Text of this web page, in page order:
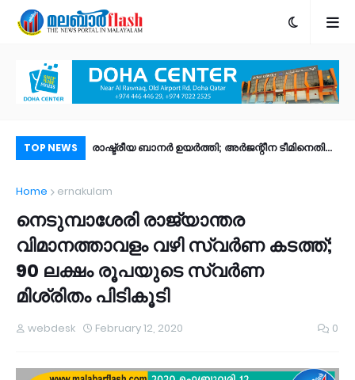
TOP NEWS
കെ.എം. ശരീഫ്​
രാഷ്ട്രീയ ബാനർ ഉയർത്തി; അർജന്റീന ടീമിനെതിരെ
ഉണ്ടായേക്കും,വിലക്കണമെന്നാവശ്യം
Home
ernakulam
നെടുമ്പാശേരി രാജ്യാന്തര
വിമാനത്താവളം വഴി സ്വര്‍ണ കടത്ത്;
90 ലക്ഷം രൂപയുടെ സ്വര്‍ണ
മിശ്രിതം പിടികൂടി
webdesk February 12, 2020 0